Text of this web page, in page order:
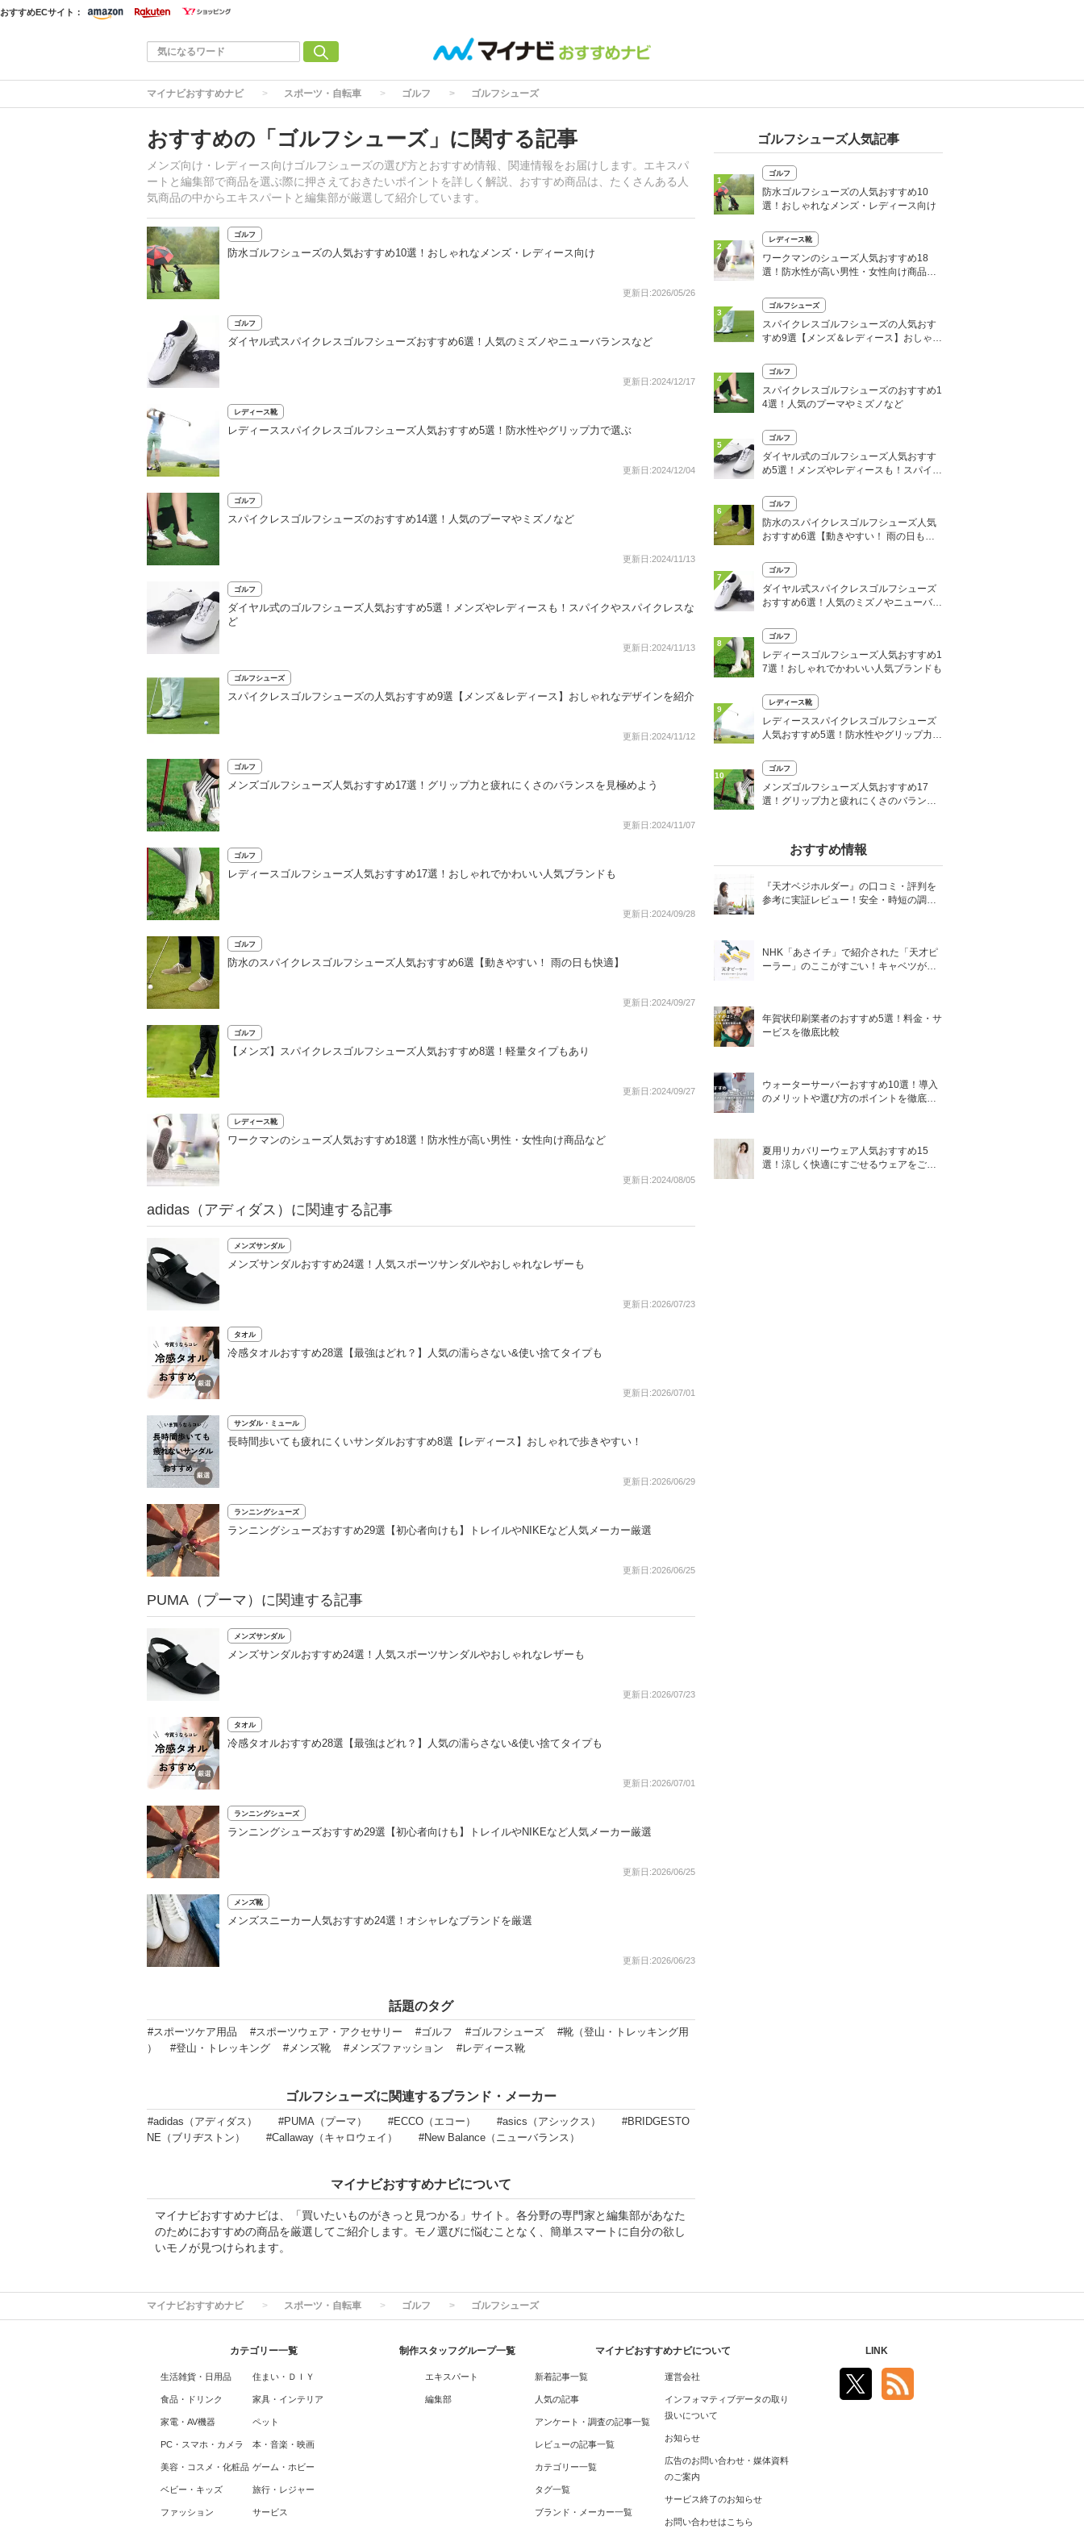
おすすめECサイト：
マイナビおすすめナビ スポーツ・自転車 ゴルフ ゴルフシューズ
おすすめの「ゴルフシューズ」に関する記事
メンズ向け・レディース向けゴルフシューズの選び方とおすすめ情報、関連情報をお届けします。エキスパ
ートと編集部で商品を選ぶ際に押さえておきたいポイントを詳しく解説、おすすめ商品は、たくさんある人
気商品の中からエキスパートと編集部が厳選して紹介しています。
ゴルフ
防水ゴルフシューズの人気おすすめ10選！おしゃれなメンズ・レディース向け
更新日:2026/05/26
ゴルフ
ダイヤル式スパイクレスゴルフシューズおすすめ6選！人気のミズノやニューバランスなど
更新日:2024/12/17
レディース靴
レディーススパイクレスゴルフシューズ人気おすすめ5選！防水性やグリップ力で選ぶ
更新日:2024/12/04
ゴルフ
スパイクレスゴルフシューズのおすすめ14選！人気のプーマやミズノなど
更新日:2024/11/13
ゴルフ
ダイヤル式のゴルフシューズ人気おすすめ5選！メンズやレディースも！スパイクやスパイクレスな
ど
更新日:2024/11/13
ゴルフシューズ
スパイクレスゴルフシューズの人気おすすめ9選【メンズ＆レディース】おしゃれなデザインを紹介
更新日:2024/11/12
ゴルフ
メンズゴルフシューズ人気おすすめ17選！グリップ力と疲れにくさのバランスを見極めよう
更新日:2024/11/07
ゴルフ
レディースゴルフシューズ人気おすすめ17選！おしゃれでかわいい人気ブランドも
更新日:2024/09/28
ゴルフ
防水のスパイクレスゴルフシューズ人気おすすめ6選【動きやすい！ 雨の日も快適】
更新日:2024/09/27
ゴルフ
【メンズ】スパイクレスゴルフシューズ人気おすすめ8選！軽量タイプもあり
更新日:2024/09/27
レディース靴
ワークマンのシューズ人気おすすめ18選！防水性が高い男性・女性向け商品など
更新日:2024/08/05
adidas（アディダス）に関連する記事
メンズサンダル
メンズサンダルおすすめ24選！人気スポーツサンダルやおしゃれなレザーも
更新日:2026/07/23
タオル
冷感タオルおすすめ28選【最強はどれ？】人気の濡らさない&使い捨てタイプも
更新日:2026/07/01
サンダル・ミュール
長時間歩いても疲れにくいサンダルおすすめ8選【レディース】おしゃれで歩きやすい！
更新日:2026/06/29
ランニングシューズ
ランニングシューズおすすめ29選【初心者向けも】トレイルやNIKEなど人気メーカー厳選
更新日:2026/06/25
PUMA（プーマ）に関連する記事
メンズサンダル
メンズサンダルおすすめ24選！人気スポーツサンダルやおしゃれなレザーも
更新日:2026/07/23
タオル
冷感タオルおすすめ28選【最強はどれ？】人気の濡らさない&使い捨てタイプも
更新日:2026/07/01
ランニングシューズ
ランニングシューズおすすめ29選【初心者向けも】トレイルやNIKEなど人気メーカー厳選
更新日:2026/06/25
メンズ靴
メンズスニーカー人気おすすめ24選！オシャレなブランドを厳選
更新日:2026/06/23
話題のタグ
#スポーツケア用品 #スポーツウェア・アクセサリー #ゴルフ #ゴルフシューズ
#靴（登山・トレッキング用
）
#登山・トレッキング #メンズ靴 #メンズファッション #レディース靴
ゴルフシューズに関連するブランド・メーカー
#adidas（アディダス） #PUMA（プーマ） #ECCO（エコー） #asics（アシックス）
#BRIDGESTO
NE（ブリヂストン）
#Callaway（キャロウェイ） #New Balance（ニューバランス）
マイナビおすすめナビについて
マイナビおすすめナビは、「買いたいものがきっと見つかる」サイト。各分野の専門家と編集部があなた
のためにおすすめの商品を厳選してご紹介します。モノ選びに悩むことなく、簡単スマートに自分の欲し
いモノが見つけられます。
ゴルフシューズ人気記事
1
ゴルフ
防水ゴルフシューズの人気おすすめ10
選！おしゃれなメンズ・レディース向け
2
レディース靴
ワークマンのシューズ人気おすすめ18
選！防水性が高い男性・女性向け商品な
3
ゴルフシューズ
スパイクレスゴルフシューズの人気おす
すめ9選【メンズ＆レディース】おしゃれ
4
ゴルフ
スパイクレスゴルフシューズのおすすめ1
4選！人気のプーマやミズノなど
5
ゴルフ
ダイヤル式のゴルフシューズ人気おすす
め5選！メンズやレディースも！スパイク
6
ゴルフ
防水のスパイクレスゴルフシューズ人気
おすすめ6選【動きやすい！ 雨の日も快
7
ゴルフ
ダイヤル式スパイクレスゴルフシューズ
おすすめ6選！人気のミズノやニューバラ
8
ゴルフ
レディースゴルフシューズ人気おすすめ1
7選！おしゃれでかわいい人気ブランドも
9
レディース靴
レディーススパイクレスゴルフシューズ
人気おすすめ5選！防水性やグリップ力で
10
ゴルフ
メンズゴルフシューズ人気おすすめ17
選！グリップ力と疲れにくさのバランス
おすすめ情報
『天才ベジホルダー』の口コミ・評判を
参考に実証レビュー！安全・時短の調理
NHK「あさイチ」で紹介された「天才ピ
ーラー」のここがすごい！キャベツがほ
年賀状印刷業者のおすすめ5選！料金・サ
ービスを徹底比較
ウォーターサーバーおすすめ10選！導入
のメリットや選び方のポイントを徹底解
夏用リカバリーウェア人気おすすめ15
選！涼しく快適にすごせるウェアをご紹
マイナビおすすめナビ スポーツ・自転車 ゴルフ ゴルフシューズ
カテゴリー一覧
生活雑貨・日用品
食品・ドリンク
家電・AV機器
PC・スマホ・カメラ
美容・コスメ・化粧品
ベビー・キッズ
ファッション
住まい・ＤＩＹ
家具・インテリア
ペット
本・音楽・映画
ゲーム・ホビー
旅行・レジャー
サービス
制作スタッフグループ一覧
エキスパート
編集部
マイナビおすすめナビについて
新着記事一覧
人気の記事
アンケート・調査の記事一覧
レビューの記事一覧
カテゴリー一覧
タグ一覧
ブランド・メーカー一覧
運営会社
インフォマティブデータの取り
扱いについて
お知らせ
広告のお問い合わせ・媒体資料
のご案内
サービス終了のお知らせ
お問い合わせはこちら
LINK